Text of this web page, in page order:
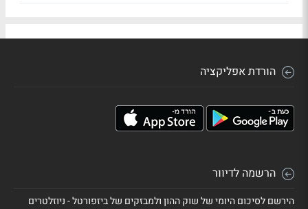
הורדת אפליקציה
הרשמה לדיוור
הירשם לסיכום היומי של שוק ההון ולמבזקים של ביזפורטל - ניוזלטרים